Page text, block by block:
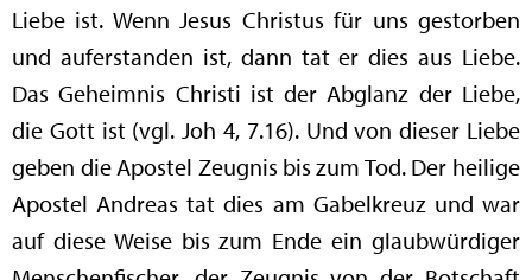
Liebe ist. Wenn Jesus Christus für uns gestorben
und auferstanden ist, dann tat er dies aus Liebe.
Das Geheimnis Christi ist der Abglanz der Liebe,
die Gott ist (vgl. Joh 4, 7.16). Und von dieser Liebe
geben die Apostel Zeugnis bis zum Tod. Der heilige
Apostel Andreas tat dies am Gabelkreuz und war
auf diese Weise bis zum Ende ein glaubwürdiger